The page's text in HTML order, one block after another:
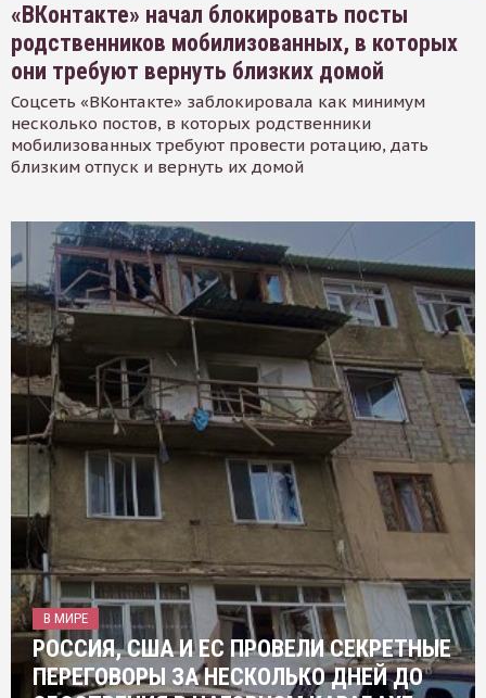
«ВКонтакте» начал блокировать посты
родственников мобилизованных, в которых
они требуют вернуть близких домой
Соцсеть «ВКонтакте» заблокировала как минимум
несколько постов, в которых родственники
мобилизованных требуют провести ротацию, дать
близким отпуск и вернуть их домой
В МИРЕ
РОССИЯ, США И ЕС ПРОВЕЛИ СЕКРЕТНЫЕ
ПЕРЕГОВОРЫ ЗА НЕСКОЛЬКО ДНЕЙ ДО